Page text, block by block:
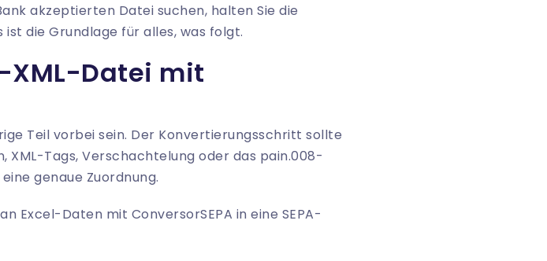
akzeptierten Datei suchen, halten Sie die
die Grundlage für alles, was folgt.
XML-Datei mit
Teil vorbei sein. Der Konvertierungsschritt sollte
XML-Tags, Verschachtelung oder das pain.008-
genaue Zuordnung.